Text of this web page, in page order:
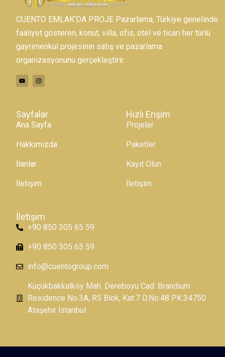
CUENTO EMLAK’DA PROJE Pazarlama, Türkiye genelinde
faaliyet gösteren, konut, villa, ofis, otel ve ticari her türlü
gayrimenkul projesinin satış ve pazarlama
organizasyonunu gerçekleştirir.
Sayfalar
Ana Sayfa
Hakkımızda
İlanlar
İletişim
Hızlı Erişim
Projeler
Paketler
Kayıt Olun
İletişim
İletişim
+90 850 305 65 59
+90 850 305 65 59
info@cuentogroup.com
Küçükbakkalköy Mah. Dereboyu Cad. Brandium
Residence No:3A, R5 Blok, Kat:7 D.No:48 PK:34750
Ataşehir İstanbul